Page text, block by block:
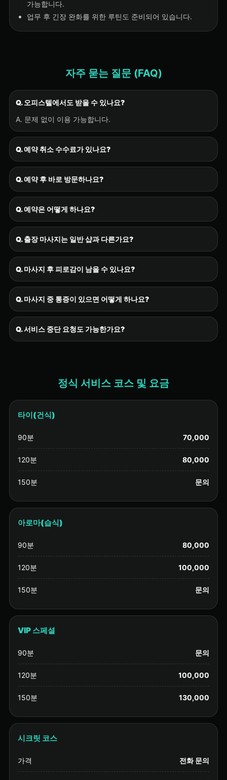
가능합니다.
업무 후 긴장 완화를 위한 루틴도 준비되어 있습니다.
자주 묻는 질문 (FAQ)
Q. 오피스텔에서도 받을 수 있나요?
A. 문제 없이 이용 가능합니다.
Q. 예약 취소 수수료가 있나요?
Q. 예약 후 바로 방문하나요?
Q. 예약은 어떻게 하나요?
Q. 출장 마사지는 일반 샵과 다른가요?
Q. 마사지 후 피로감이 남을 수 있나요?
Q. 마사지 중 통증이 있으면 어떻게 하나요?
Q. 서비스 중단 요청도 가능한가요?
정식 서비스 코스 및 요금
타이(건식)
90분 70,000
120분 80,000
150분 문의
아로마(습식)
90분 80,000
120분 100,000
150분 문의
VIP 스페셜
90분 문의
120분 100,000
150분 130,000
시크릿 코스
가격 전화 문의